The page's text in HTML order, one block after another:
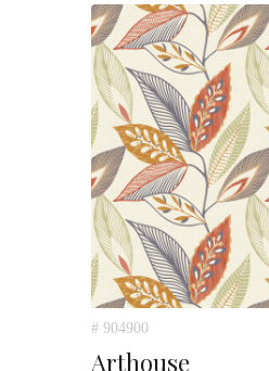
# 904900
Arthouse